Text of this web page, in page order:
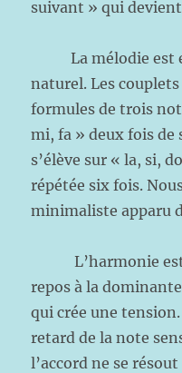
suivant » qui
La mélodie est
naturel. Les
formules de trois
mi, fa » deux fois de
s’élève sur « la, si,
répétée six fois.
minimaliste apparu
L’harmonie est
repos à la
qui crée une
retard de la note
l’accord ne se